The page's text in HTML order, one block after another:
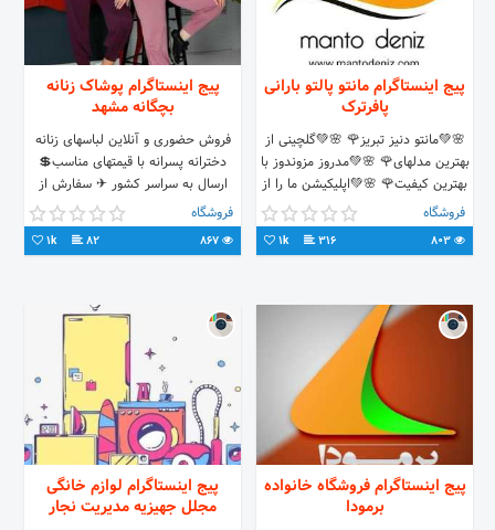
پیج اینستاگرام مانتو پالتو بارانی
پافرترک
🌸💚مانتو دنیز تبریز🌹 🌸💚گلچینی از
بهترین مدلهای🌹 🌸💚مدروز مزوندوز با
بهترین کیفیت🌹 🌸💚اپلیکیشن ما را از
سایت زیر دانلود کنید🌹فروشگاه
316
1k
پیج اینستاگرام پوشاک زنانه
بچگانه مشهد
فروش حضوری و آنلاین لباسهای زنانه
دخترانه پسرانه با قیمتهای مناسب💲
ارسال به سراسر کشور ✈ سفارش از
طریق دایرکت و واتساپ
09932353039 ☎️
فروشگاه
82
1k
پیج اینستاگرام فروشگاه خانواده
برمودا
پیج اینستاگرام لوازم خانگی
مجلل جهیزیه مدیریت نجار